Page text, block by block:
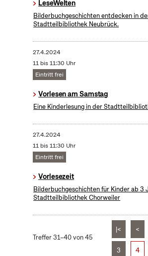
LeseWelten
Bilderbuchgeschichten entdecken in
Stadtteilbibliothek Neubrück.
27.4.2024
11 bis 11:30 Uhr
Eintritt frei
Vorlesen am Samstag
Eine Kinderlesung in der
27.4.2024
11 bis 11:30 Uhr
Eintritt frei
Vorlesezeit
Bilderbuchgeschichten für Kinder ab 3
Stadtteilbibliothek Chorweiler
Treffer 31–40 von 45
|< <
3 4